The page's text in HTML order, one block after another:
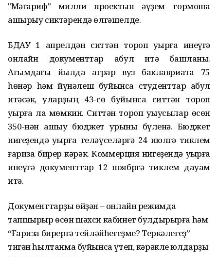
"Мәғариф" милли проектын әүҙем тормошҡа
ашырыу сиктәрендә өлгәшелде.
БДАУ 1 апрелдән ситтән тороп уҡырға инеүгә
онлайн документтар ҡабул итә башланы.
Ағымдағы йылда аграр вуз баклавриатҡа 75
һөнәр һәм йүнәлеш буйынса студенттар ҡабул
итәсәк, уларҙың 43-сө буйынса ситтән тороп
уҡырға ла мөмкин. Ситтән тороп уҡыусылар өсөн
350-нән ашыу бюджет урыны бүленә. Бюджет
нигеҙендә уҡырға теләүселәргә 24 июлгә тиклем
ғариза бирер кәрәк. Коммерция нигеҙендә уҡырға
инеүгә документтар 12 ноябргә тиклем дауам
итә.
Документтарҙы өйҙән – онлайн режимда
тапшырыр өсөн шәхси кабинет булдырырға һәм
“Ғариза бирергә тейләйһегеҙме? Теркәлегеҙ”
тигән һылтанма буйынса үтеп, кәрәкле юлдарҙы